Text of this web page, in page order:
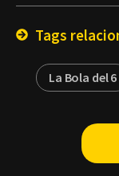
Tags
La Bola del 6